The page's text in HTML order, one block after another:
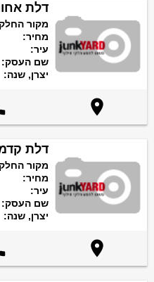
דלת
מקור
מחיר:
עיר:
שם העסק:
יצרן, שנה:

דלת
מקור
מחיר:
עיר:
שם העסק:
יצרן, שנה:
